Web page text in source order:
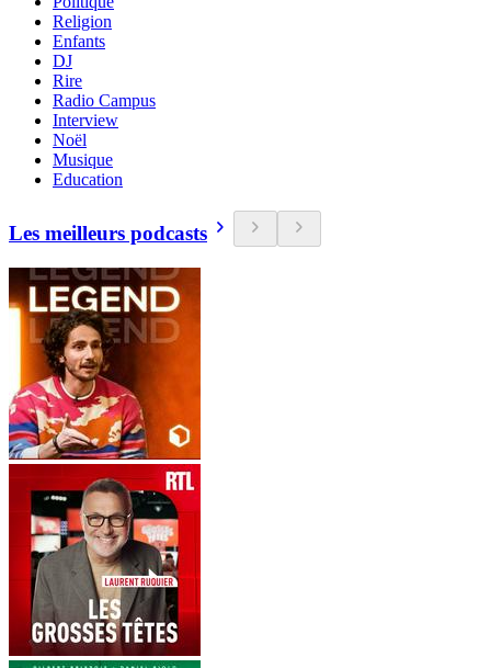
Religion
Enfants
DJ
Rire
Radio Campus
Interview
Noël
Musique
Education
Les meilleurs podcasts